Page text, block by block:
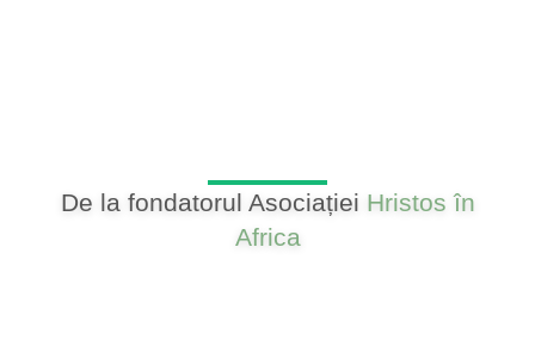
De la fondatorul Asociației Hristos în
Africa